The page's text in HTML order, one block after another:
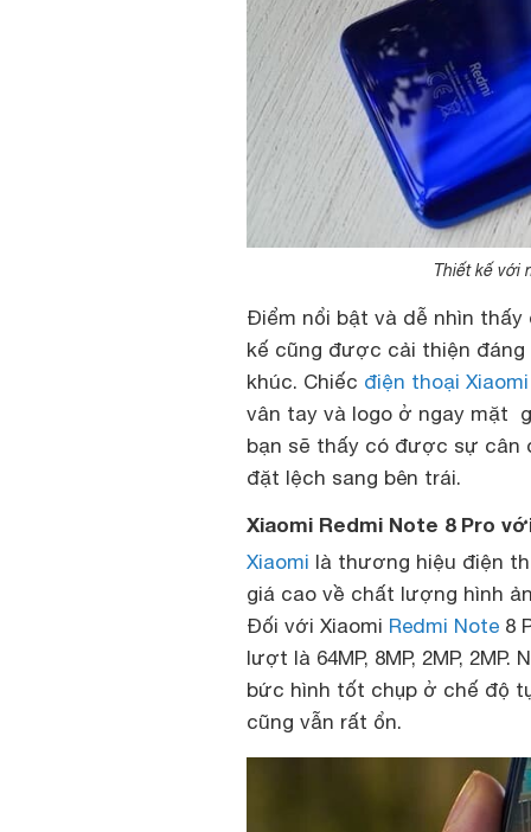
Thiết kế với
Điểm nổi bật và dễ nhìn
kế cũng được cải thiện
khúc. Chiếc điện thoại Xiaomi
vân tay và logo ở ngay mặt
bạn sẽ thấy có được sự
đặt lệch sang bên trái.
Xiaomi Redmi Note 8 Pro
Xiaomi là thương hiệu điện
giá cao về chất lượng hình
Đối với Xiaomi Redmi Note 8
lượt là 64MP, 8MP, 2MP,
bức hình tốt chụp ở chế độ
cũng vẫn rất ổn.